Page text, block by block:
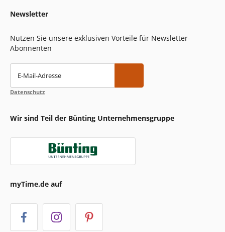
Newsletter
Nutzen Sie unsere exklusiven Vorteile für Newsletter-
Abonnenten
E-Mail-Adresse
Datenschutz
Wir sind Teil der Bünting Unternehmensgruppe
myTime.de auf